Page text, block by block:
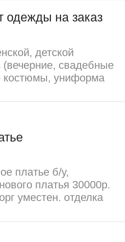
одежды на заказ
детской
свадебные
костюмы, униформа
платье б/у,
платья 30000р.
уместен. отделка